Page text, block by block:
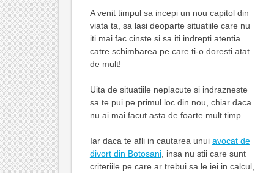
A venit timpul sa incepi un nou capitol din
viata ta, sa lasi deoparte situatiile care nu
iti mai fac cinste si sa iti indrepti atentia
catre schimbarea pe care ti-o doresti atat
de mult!
Uita de situatiile neplacute si indrazneste
sa te pui pe primul loc din nou, chiar daca
nu ai mai facut asta de foarte mult timp.
Iar daca te afli in cautarea unui avocat de
divort din Botosani, insa nu stii care sunt
criteriile pe care ar trebui sa le iei in calcul,